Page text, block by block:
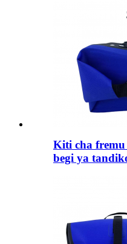
Kiti cha
begi ya